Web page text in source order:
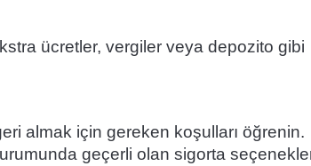
ücretler, vergiler veya depozito gibi
almak için gereken koşulları öğrenin.
geçerli olan sigorta